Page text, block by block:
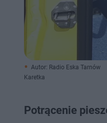
Autor: Radio Eska Tarnów
Karetka
Potrącenie